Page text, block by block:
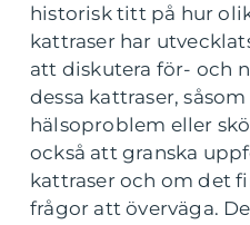
historisk titt på hur
kattraser har
att diskutera för- och
dessa kattraser,
hälsoproblem eller
också att granska
kattraser och om det
frågor att överväga.